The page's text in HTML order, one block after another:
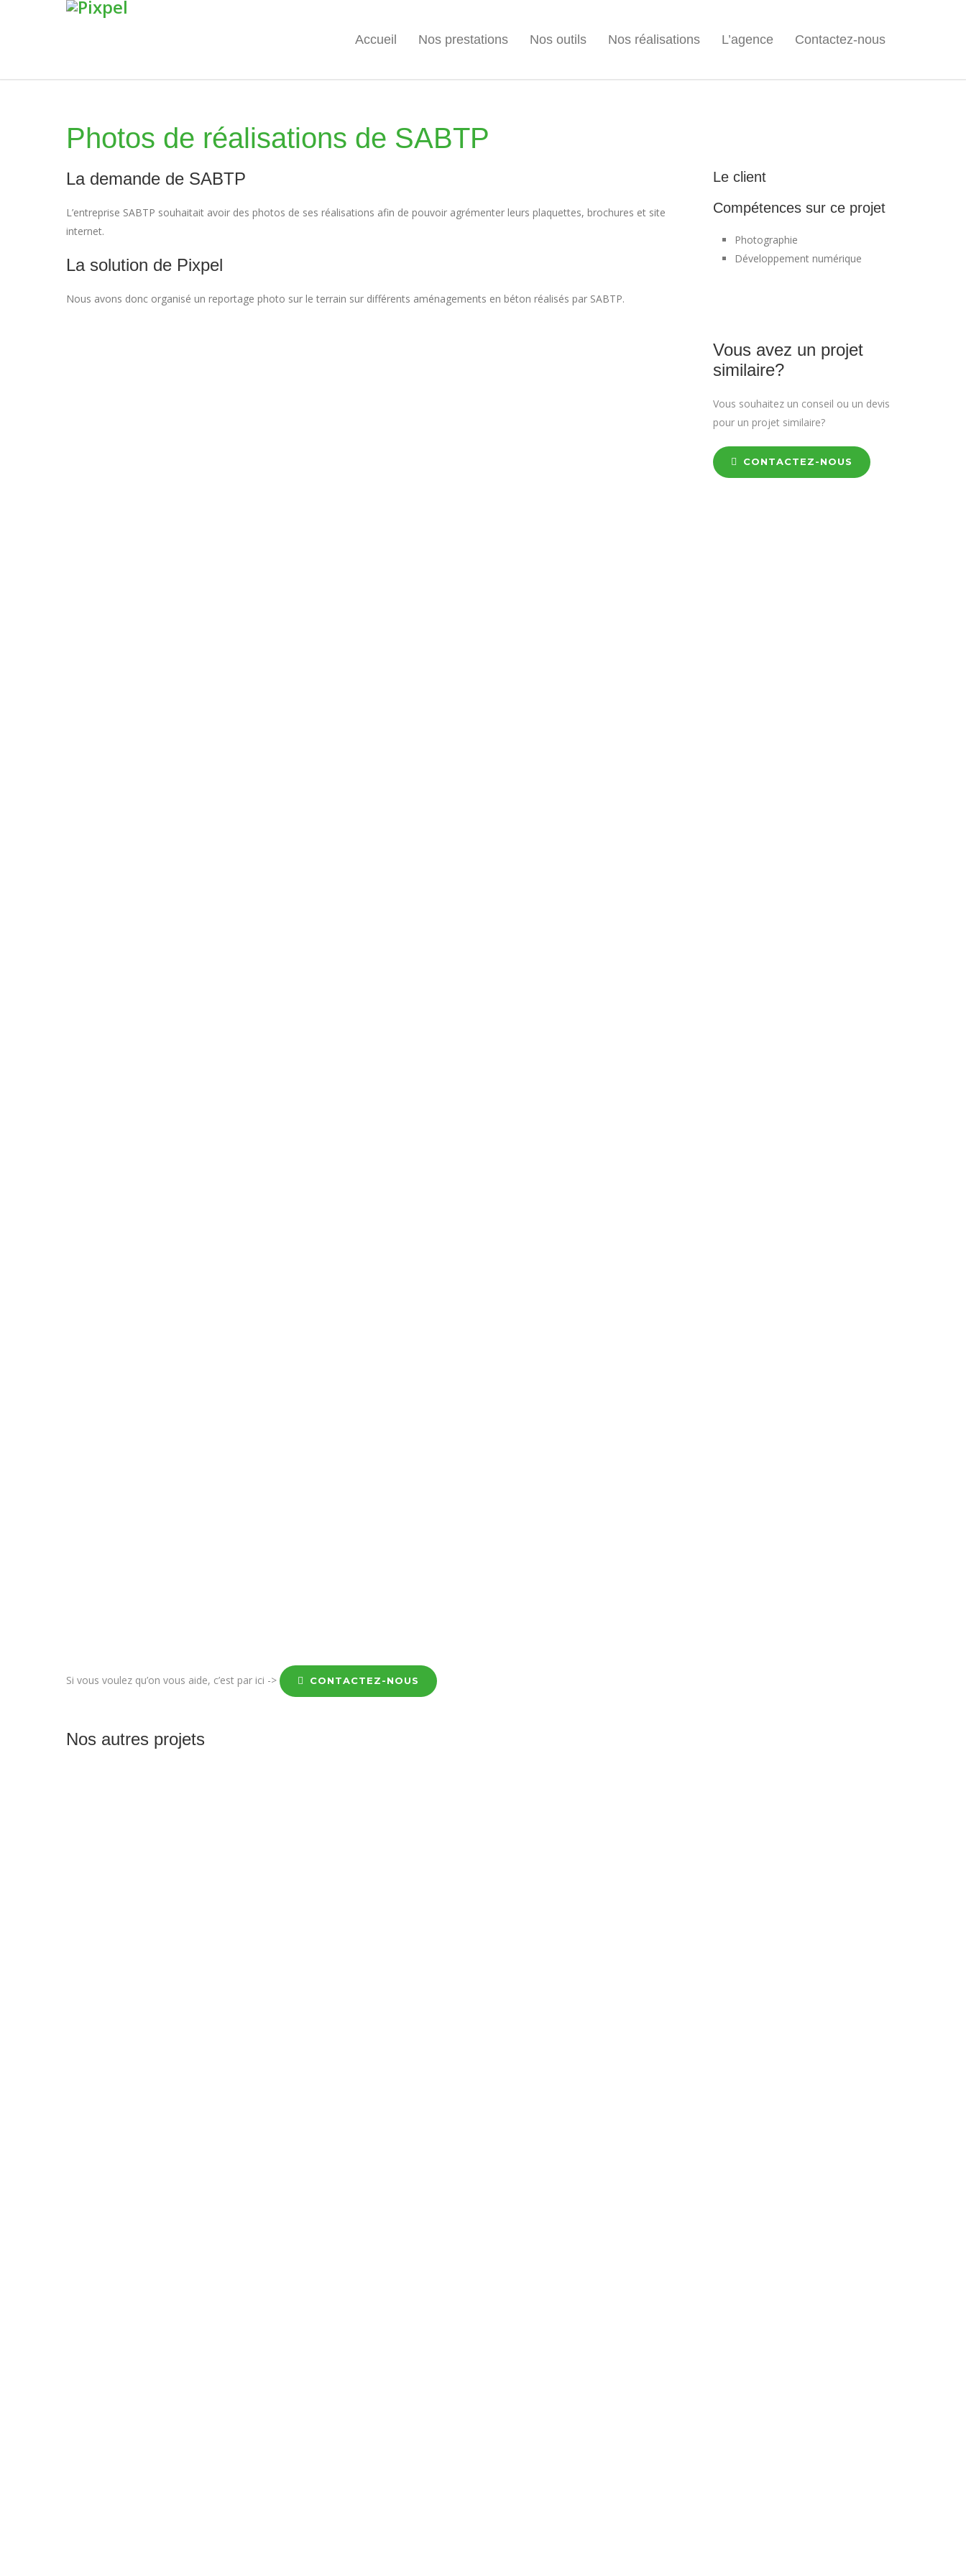
Accueil Nos prestations Nos outils Nos réalisations L’agence Contactez-nous
Photos de réalisations de SABTP
La demande de SABTP
L’entreprise SABTP souhaitait avoir des photos de ses réalisations afin de pouvoir agrémenter leurs plaquettes, brochures et site
internet.
La solution de Pixpel
Nous avons donc organisé un reportage photo sur le terrain sur différents aménagements en béton réalisés par SABTP.
Le client
Compétences sur ce projet
Photographie
Développement numérique
Vous avez un projet
similaire?
Vous souhaitez un conseil ou un devis
pour un projet similaire?
CONTACTEZ-NOUS
Si vous voulez qu’on vous aide, c’est par ici -> CONTACTEZ-NOUS
Nos autres projets